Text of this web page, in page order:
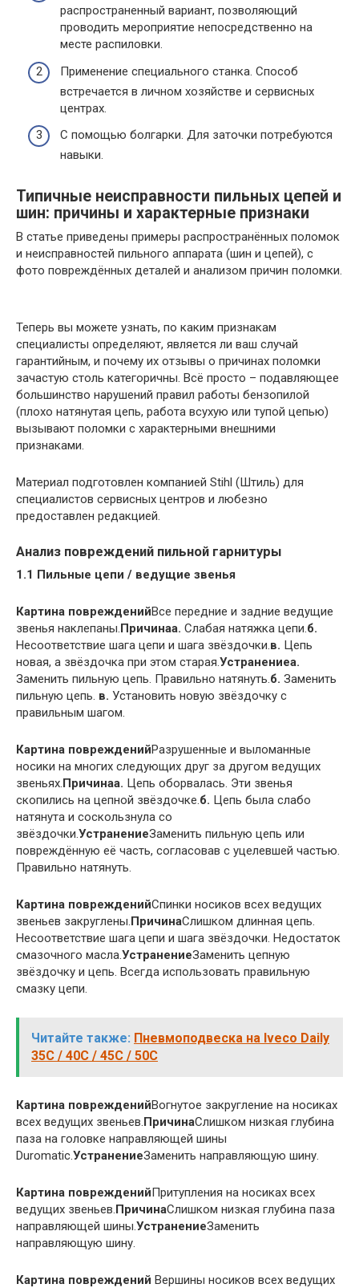
распространенный вариант, позволяющий
проводить мероприятие непосредственно на
месте распиловки.
Применение специального станка. Способ
встречается в личном хозяйстве и сервисных
центрах.
С помощью болгарки. Для заточки потребуются
навыки.
Типичные неисправности пильных цепей и
шин: причины и характерные признаки
В статье приведены примеры распространённых поломок
и неисправностей пильного аппарата (шин и цепей), с
фото повреждённых деталей и анализом причин поломки.
Теперь вы можете узнать, по каким признакам
специалисты определяют, является ли ваш случай
гарантийным, и почему их отзывы о причинах поломки
зачастую столь категоричны. Всё просто – подавляющее
большинство нарушений правил работы бензопилой
(плохо натянутая цепь, работа всухую или тупой цепью)
вызывают поломки с характерными внешними
признаками.
Материал подготовлен компанией Stihl (Штиль) для
специалистов сервисных центров и любезно
предоставлен редакцией.
Анализ повреждений пильной гарнитуры
1.1 Пильные цепи / ведущие звенья
Картина поврежденийВсе передние и задние ведущие
звенья наклепаны. Причинаа. Слабая натяжка цепи. б.
Несоответствие шага цепи и шага звёздочки. в. Цепь
новая, а звёздочка при этом старая. Устранениеа.
Заменить пильную цепь. Правильно натянуть. б. Заменить
пильную цепь. в. Установить новую звёздочку с
правильным шагом.
Картина поврежденийРазрушенные и выломанные
носики на многих следующих друг за другом ведущих
звеньях. Причинаа. Цепь оборвалась. Эти звенья
скопились на цепной звёздочке. б. Цепь была слабо
натянута и соскользнула со
звёздочки. УстранениеЗаменить пильную цепь или
повреждённую её часть, согласовав с уцелевшей частью.
Правильно натянуть.
Картина поврежденийСпинки носиков всех ведущих
звеньев закруглены. ПричинаСлишком длинная цепь.
Несоответствие шага цепи и шага звёздочки. Недостаток
смазочного масла. УстранениеЗаменить цепную
звёздочку и цепь. Всегда использовать правильную
смазку цепи.
Читайте также: Пневмоподвеска на Iveco Daily
35C / 40C / 45C / 50C
Картина поврежденийВогнутое закругление на носиках
всех ведущих звеньев. ПричинаСлишком низкая глубина
паза на головке направляющей шины
Duromatic.УстранениеЗаменить направляющую шину.
Картина поврежденийПритупления на носиках всех
ведущих звеньев. ПричинаСлишком низкая глубина паза
направляющей шины. УстранениеЗаменить
направляющую шину.
Картина повреждений Вершины носиков всех ведущих